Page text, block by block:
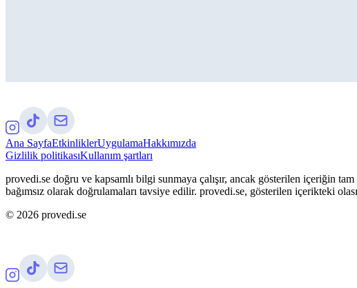
Ana SayfaEtkinliklerUygulamaHakkımızda
Gizlilik politikasıKullanım şartları
provedi.se doğru ve kapsamlı bilgi sunmaya çalışır, ancak gösterilen içeriğin
bağımsız olarak doğrulamaları tavsiye edilir. provedi.se, gösterilen içerikteki
© 2026 provedi.se